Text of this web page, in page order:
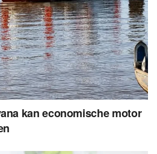
kan economische motor